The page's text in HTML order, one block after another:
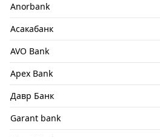
Anorbank
Асакабанк
AVO Bank
Apex Bank
Давр Банк
Garant bank